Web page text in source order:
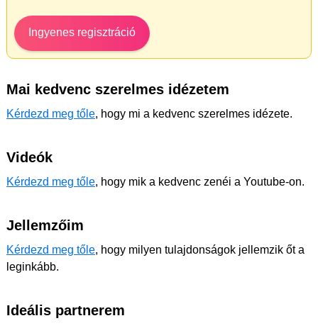
Ingyenes regisztráció
Mai kedvenc szerelmes idézetem
Kérdezd meg tőle, hogy mi a kedvenc szerelmes idézete.
Videók
Kérdezd meg tőle, hogy mik a kedvenc zenéi a Youtube-on.
Jellemzőim
Kérdezd meg tőle, hogy milyen tulajdonságok jellemzik őt a
leginkább.
Ideális partnerem